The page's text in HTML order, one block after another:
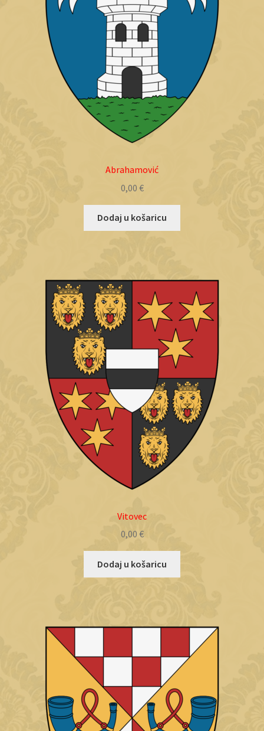
Abrahamović
0,00 €
Dodaj u košaricu
Vitovec
0,00 €
Dodaj u košaricu